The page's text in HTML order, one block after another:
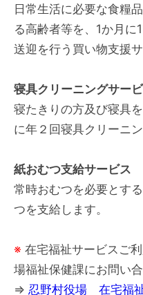
日常生活に必要な食糧
る高齢者等を、1か月に
送迎を行う買い物支援サ
寝具クリーニングサー
寝たきりの方及び寝具
に年２回寝具クリーニ
紙おむつ支給サービス
常時おむつを必要とす
つを支給します。
※ 在宅福祉サービスご
場福祉保健課にお問い合
⇒ 忍野村役場 在宅福